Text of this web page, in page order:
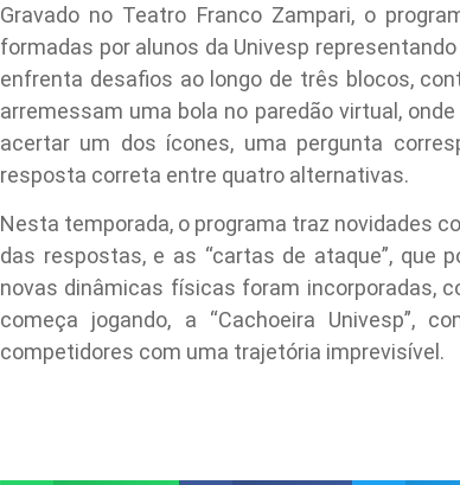
Gravado no Teatro Franco Zampari, o
formadas por alunos da Univesp
enfrenta desafios ao longo de três blocos,
arremessam uma bola no paredão virtual,
acertar um dos ícones, uma pergunta
resposta correta entre quatro alternativas.
Nesta temporada, o programa traz novidades
das respostas, e as “cartas de ataque”, que
novas dinâmicas físicas foram incorporadas,
começa jogando, a “Cachoeira Univesp”,
competidores com uma trajetória imprevisível.